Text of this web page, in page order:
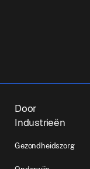
Door
Industrieën
Gezondheidszorg